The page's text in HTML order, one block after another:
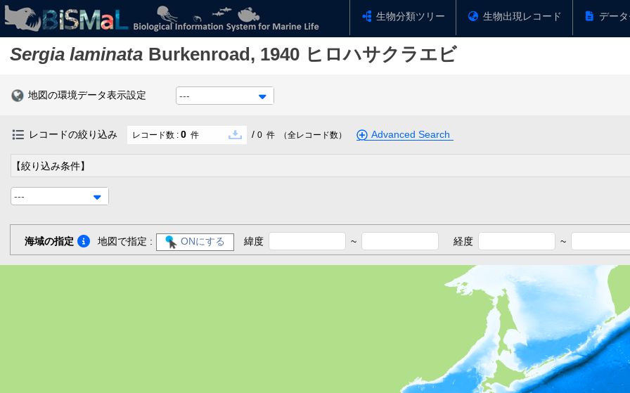
生物分類ツリー 生物出現レコード デー
Sergia laminata Burkenroad, 1940 ヒロハサクラエビ
地図の環境データ表示設定 ---
レコードの絞り込み レコード数 : 0 件 / 0 件 （全レコード数） Advanced Search
【絞り込み条件】
---
海域の指定 地図で指定 : ONにする 緯度 ~ 経度 ~